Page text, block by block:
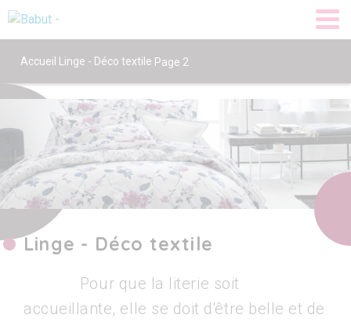
Accueil Linge - Déco textile Page 2
Linge - Déco textile
Pour que la literie soit
accueillante, elle se doit d'être belle et de